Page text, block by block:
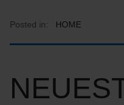
Posted in: HOME